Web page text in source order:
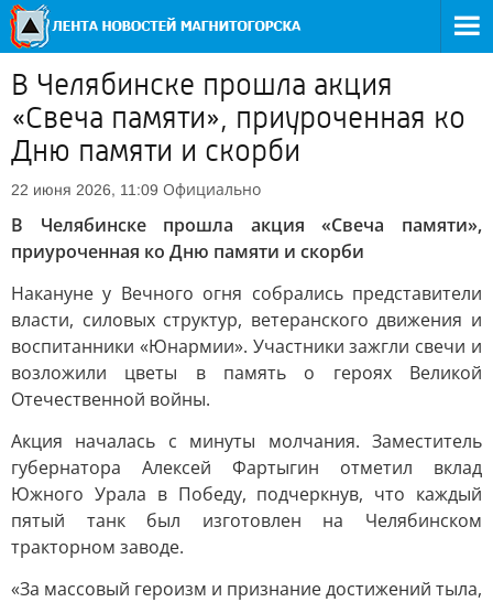
В Челябинске прошла акция
«Свеча памяти», приуроченная ко
Дню памяти и скорби
22 июня 2026, 11:09 Официально
В Челябинске прошла акция «Свеча памяти»,
приуроченная ко Дню памяти и скорби
Накануне у Вечного огня собрались представители
власти, силовых структур, ветеранского движения и
воспитанники «Юнармии». Участники зажгли свечи и
возложили цветы в память о героях Великой
Отечественной войны.
Акция началась с минуты молчания. Заместитель
губернатора Алексей Фартыгин отметил вклад
Южного Урала в Победу, подчеркнув, что каждый
пятый танк был изготовлен на Челябинском
тракторном заводе.
«За массовый героизм и признание достижений тыла,